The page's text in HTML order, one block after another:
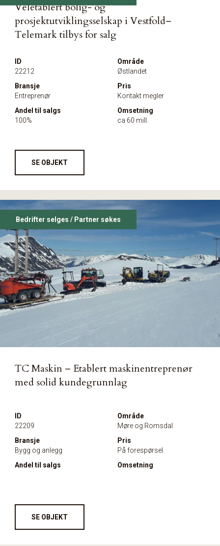
Veletablert bolig- og
prosjektutviklingsselskap i Vestfold–
Telemark tilbys for salg
ID
22212
Område
Østlandet
Bransje
Entreprenør
Pris
Kontakt megler
Andel til salgs
100%
Omsetning
ca 60 mill.
SE OBJEKT
TC Maskin – Etablert maskinentreprenør
med solid kundegrunnlag
ID
22209
Område
Møre og Romsdal
Bransje
Bygg og anlegg
Pris
På forespørsel.
Andel til salgs
Omsetning
SE OBJEKT
Bedrifter selges / Partner søkes